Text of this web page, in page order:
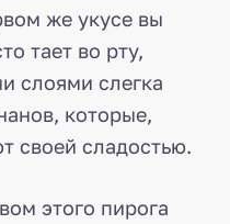
же укусе вы
тает во рту,
слоями слегка
которые,
своей сладостью.
этого пирога